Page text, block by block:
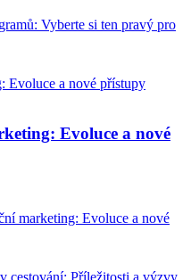
Vyberte si ten pravý pro
Evoluce a nové
marketing: Evoluce a nové